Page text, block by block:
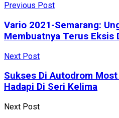
Previous Post
Vario 2021-Semarang:
Membuatnya Terus Eksis
Next Post
Sukses Di Autodrom
Hadapi Di Seri Kelima
Next Post